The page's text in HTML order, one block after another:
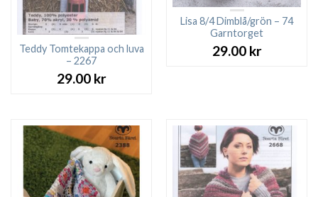
Teddy Tomtekappa och luva
– 2267
29.00 kr
Lisa 8/4 Dimblå/grön – 74
Garntorget
29.00 kr